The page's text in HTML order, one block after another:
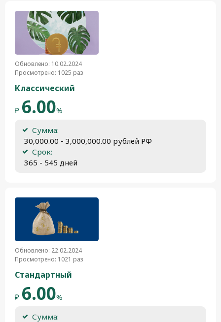
Обновлено: 10.02.2024
Просмотрено: 1025 раз
Классический
₽ 6.00%
Сумма:
30,000.00 - 3,000,000.00 рублей РФ
Срок:
365 - 545 дней
Обновлено: 22.02.2024
Просмотрено: 1021 раз
Стандартный
₽ 6.00%
Сумма: